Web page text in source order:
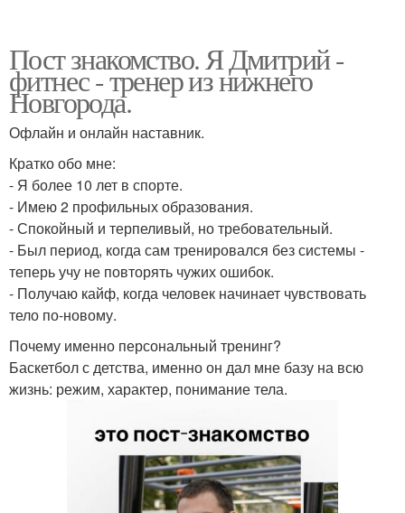
Пост знакомство. Я Дмитрий -
фитнес - тренер из нижнего
Новгорода.
Офлайн и онлайн наставник.
Кратко обо мне:
- Я более 10 лет в спорте.
- Имею 2 профильных образования.
- Спокойный и терпеливый, но требовательный.
- Был период, когда сам тренировался без системы -
теперь учу не повторять чужих ошибок.
- Получаю кайф, когда человек начинает чувствовать
тело по-новому.
Почему именно персональный тренинг?
Баскетбол с детства, именно он дал мне базу на всю
жизнь: режим, характер, понимание тела.